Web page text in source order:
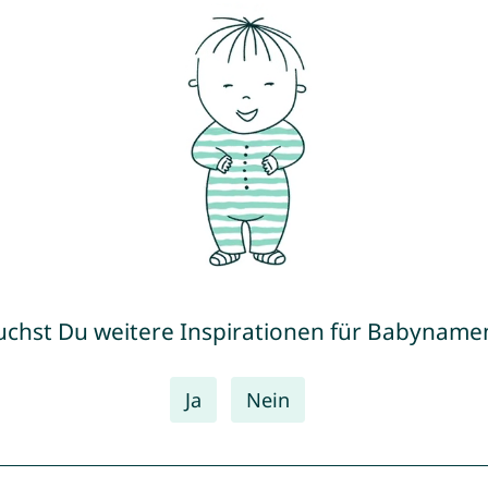
Du weitere Inspirationen für
Ja Nein